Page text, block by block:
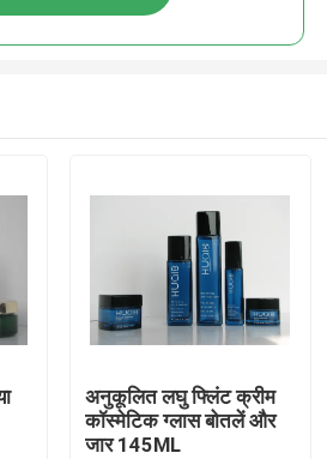
अनुकूलित लघु फ्लिंट क्रीम
कॉस्मेटिक ग्लास बोतलें और
जार 145ML